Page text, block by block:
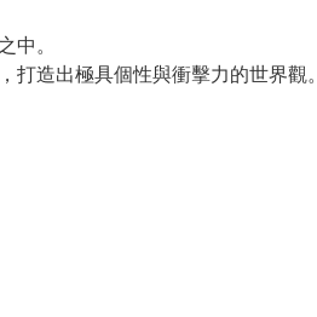
中。
造出極具個性與衝擊力的世界觀。